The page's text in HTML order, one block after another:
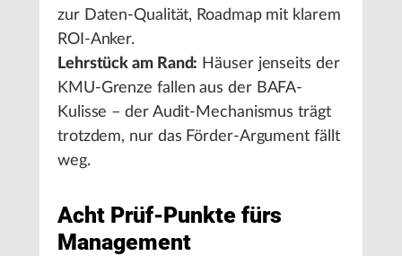
zur Daten-Qualität, Roadmap mit klarem
ROI-Anker.
Lehrstück am Rand: Häuser jenseits der
KMU-Grenze fallen aus der BAFA-
Kulisse – der Audit-Mechanismus trägt
trotzdem, nur das Förder-Argument fällt
weg.
Acht Prüf-Punkte fürs
Management